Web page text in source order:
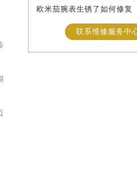
欧米茄腕表生锈了如何修复
联系维修服务中